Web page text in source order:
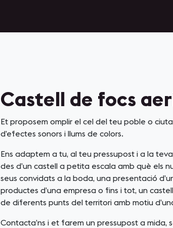
Castell de focs
Et proposem omplir el cel del teu poble o
d’efectes sonors i llums de colors.
Ens adaptem a tu, al teu pressupost i a la
des d’un castell a petita escala amb què els
seus convidats a la boda, una presentació
productes d’una empresa o fins i tot, un
de diferents punts del territori amb motiu
Contacta’ns i et farem un pressupost a mida,